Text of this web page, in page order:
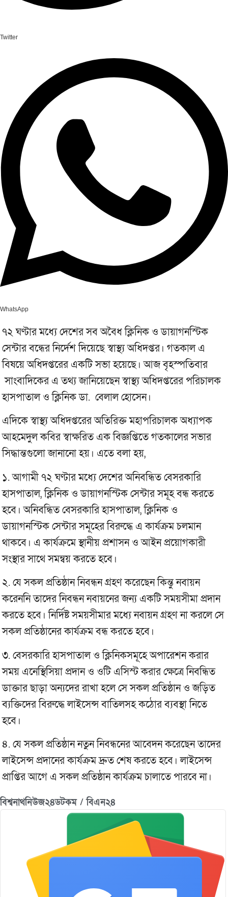
Twitter
WhatsApp
৭২ ঘণ্টার মধ্যে দেশের সব অবৈধ ক্লিনিক ও ডায়াগনস্টিক
সেন্টার বন্ধের নির্দেশ দিয়েছে স্বাস্থ্য অধিদপ্তর। গতকাল এ
বিষয়ে অধিদপ্তরের একটি সভা হয়েছে। আজ বৃহস্পতিবার
সাংবাদিকের এ তথ্য জানিয়েছেন স্বাস্থ্য অধিদপ্তরের পরিচালক
হাসপাতাল ও ক্লিনিক ডা. বেলাল হোসেন।
এদিকে স্বাস্থ্য অধিদপ্তরের অতিরিক্ত মহাপরিচালক অধ্যাপক
আহমেদুল কবির স্বাক্ষরিত এক বিজ্ঞপ্তিতে গতকালের সভার
সিদ্ধান্তগুলো জানানো হয়। এতে বলা হয়,
১. আগামী ৭২ ঘণ্টার মধ্যে দেশের অনিবন্ধিত বেসরকারি
হাসপাতাল, ক্লিনিক ও ডায়াগনস্টিক সেন্টার সমূহ বন্ধ করতে
হবে। অনিবন্ধিত বেসরকারি হাসপাতাল, ক্লিনিক ও
ডায়াগনস্টিক সেন্টার সমূহের বিরুদ্ধে এ কার্যক্রম চলমান
থাকবে। এ কার্যক্রমে স্থানীয় প্রশাসন ও আইন প্রয়োগকারী
সংস্থার সাথে সমন্বয় করতে হবে।
২. যে সকল প্রতিষ্ঠান নিবন্ধন গ্রহণ করেছেন কিন্তু নবায়ন
করেননি তাদের নিবন্ধন নবায়নের জন্য একটি সময়সীমা প্রদান
করতে হবে। নির্দিষ্ট সময়সীমার মধ্যে নবায়ন গ্রহণ না করলে সে
সকল প্রতিষ্ঠানের কার্যক্রম বন্ধ করতে হবে।
৩. বেসরকারি হাসপাতাল ও ক্লিনিকসমূহে অপারেশন করার
সময় এনেস্থিসিয়া প্রদান ও ওটি এসিস্ট করার ক্ষেত্রে নিবন্ধিত
ডাক্তার ছাড়া অন্যদের রাখা হলে সে সকল প্রতিষ্ঠান ও জড়িত
ব্যক্তিদের বিরুদ্ধে লাইসেন্স বাতিলসহ কঠোর ব্যবস্থা নিতে
হবে।
৪. যে সকল প্রতিষ্ঠান নতুন নিবন্ধনের আবেদন করেছেন তাদের
লাইসেন্স প্রদানের কার্যক্রম দ্রুত শেষ করতে হবে। লাইসেন্স
প্রাপ্তির আগে এ সকল প্রতিষ্ঠান কার্যক্রম চালাতে পারবে না।
বিশ্বনাথনিউজ২৪ডটকম / বিএন২৪